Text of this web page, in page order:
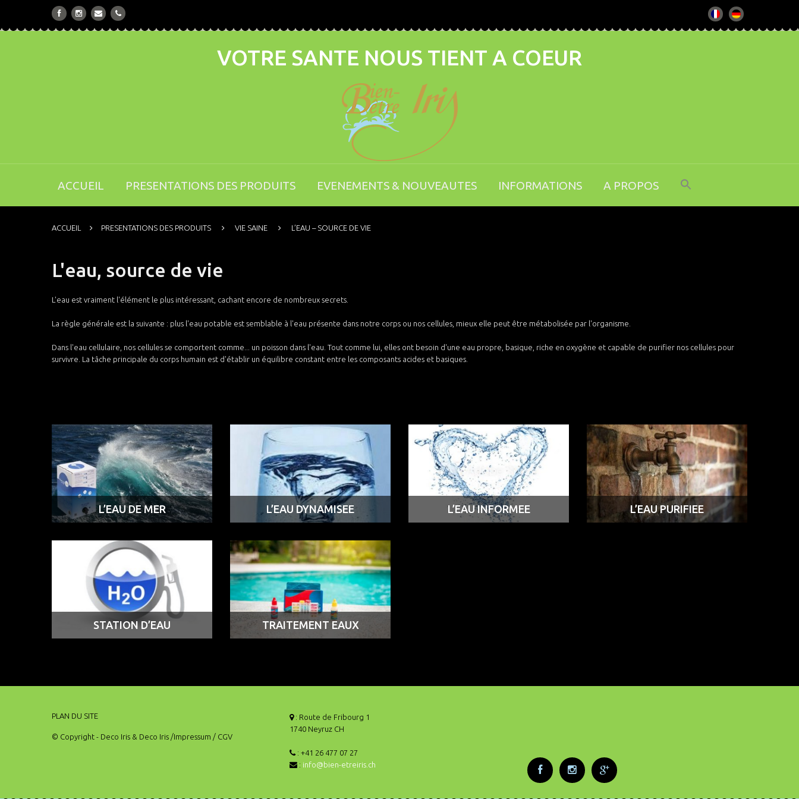
VOTRE SANTE NOUS TIENT A COEUR
ACCUEIL PRESENTATIONS DES PRODUITS EVENEMENTS & NOUVEAUTES INFORMATIONS A PROPOS
ACCUEIL PRESENTATIONS DES PRODUITS VIE SAINE L’EAU – SOURCE DE VIE
L'eau, source de vie
L'eau est vraiment l'élément le plus intéressant, cachant encore de nombreux secrets.
La règle générale est la suivante : plus l'eau potable est semblable à l'eau présente dans notre corps ou nos cellules, mieux elle peut être métabolisée par l'organisme.
Dans l'eau cellulaire, nos cellules se comportent comme... un poisson dans l'eau. Tout comme lui, elles ont besoin d'une eau propre, basique, riche en oxygène et capable de purifier nos cellules pour
survivre. La tâche principale du corps humain est d'établir un équilibre constant entre les composants acides et basiques.
L’EAU DE MER L’EAU DYNAMISEE L’EAU INFORMEE L’EAU PURIFIEE
STATION D’EAU TRAITEMENT EAUX
PLAN DU SITE
© Copyright - Deco Iris & Deco Iris /Impressum / CGV
: Route de Fribourg 1
1740 Neyruz CH
: +41 26 477 07 27
: info@bien-etreiris.ch